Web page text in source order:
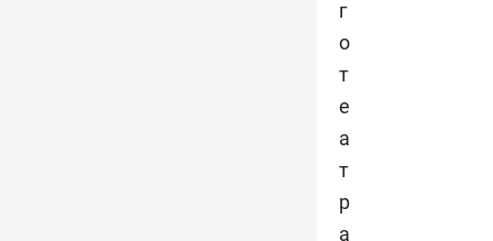
г
о
т
е
а
т
р
а